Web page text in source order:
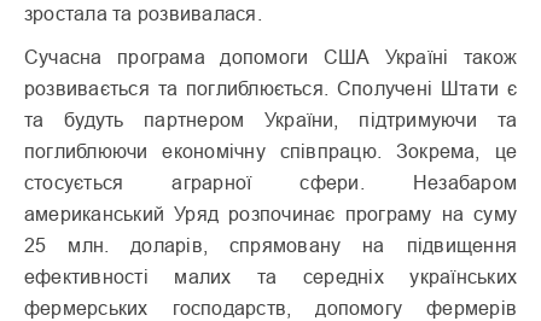
зростала та розвивалася.
Сучасна програма допомоги США Україні також
розвивається та поглиблюється. Сполучені Штати є
та будуть партнером України, підтримуючи та
поглиблюючи економічну співпрацю. Зокрема, це
стосується аграрної сфери. Незабаром
американський Уряд розпочинає програму на суму
25 млн. доларів, спрямовану на підвищення
ефективності малих та середніх українських
фермерських господарств, допомогу фермерів